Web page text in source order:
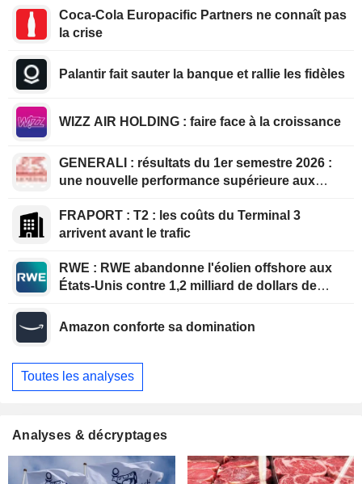
Coca-Cola Europacific Partners ne connaît pas
la crise
Palantir fait sauter la banque et rallie les fidèles
WIZZ AIR HOLDING : faire face à la croissance
GENERALI : résultats du 1er semestre 2026 :
une nouvelle performance supérieure aux
FRAPORT : T2 : les coûts du Terminal 3
arrivent avant le trafic
RWE : RWE abandonne l'éolien offshore aux
États-Unis contre 1,2 milliard de dollars de
Amazon conforte sa domination
Toutes les analyses
Analyses & décryptages